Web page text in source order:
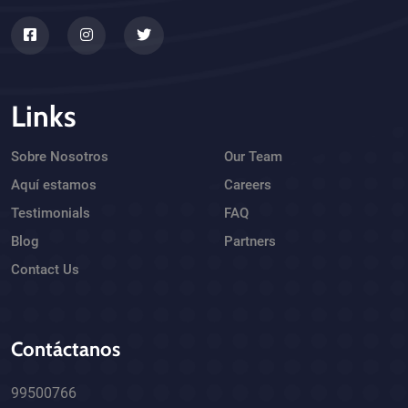
Links
Sobre Nosotros
Aquí estamos
Testimonials
Blog
Contact Us
Our Team
Careers
FAQ
Partners
Contáctanos
99500766